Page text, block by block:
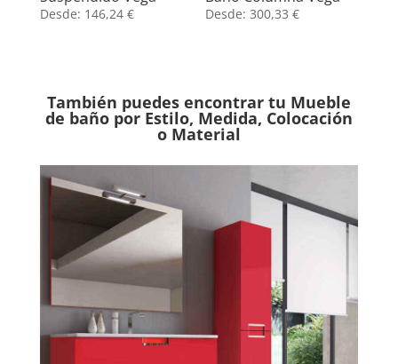
Desde: 146,24 € Desde:300,33€
También puedes encontrar tu Mueble
de baño por Estilo, Medida, Colocación
o Material